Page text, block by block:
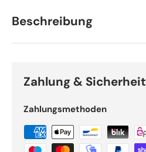
Beschreibung
Zahlung & Sicherheit
Zahlungsmethoden